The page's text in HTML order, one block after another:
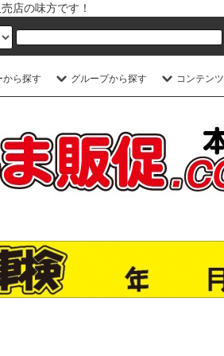
店の味方です！
から探す グループから探す コンテン